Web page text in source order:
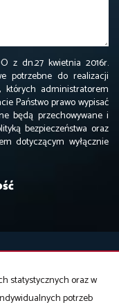
z dn.27 kwietnia 2016r.
potrzebne do realizacji
administratorem
Państwo prawo wypisać
będą przechowywane i
bezpieczeństwa oraz
dotyczącym wyłącznie
statystycznych oraz w
potrzeb